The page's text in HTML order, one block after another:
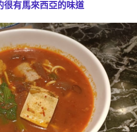
很有馬來西亞的味道